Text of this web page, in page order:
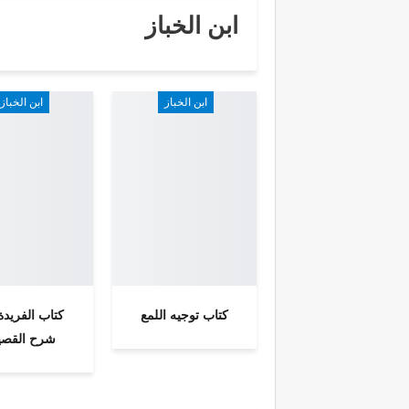
ابن الخباز
ابن الخباز
كتاب توجيه اللمع
ابن الخباز
كتاب
شرح